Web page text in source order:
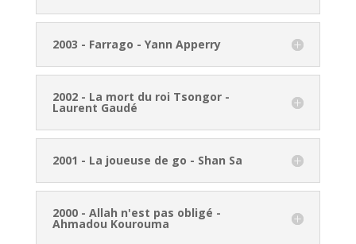
2003 - Farrago - Yann Apperry
2002 - La mort du roi Tsongor -
Laurent Gaudé
2001 - La joueuse de go - Shan Sa
2000 - Allah n'est pas obligé -
Ahmadou Kourouma